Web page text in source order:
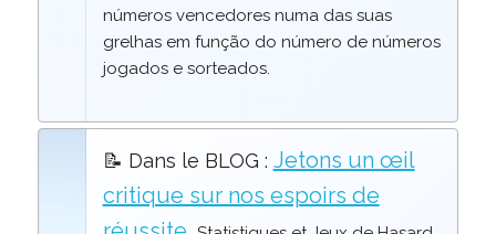
números vencedores numa das suas
grelhas em função do número de números
jogados e sorteados.
📝 Dans le BLOG : Jetons un œil
critique sur nos espoirs de